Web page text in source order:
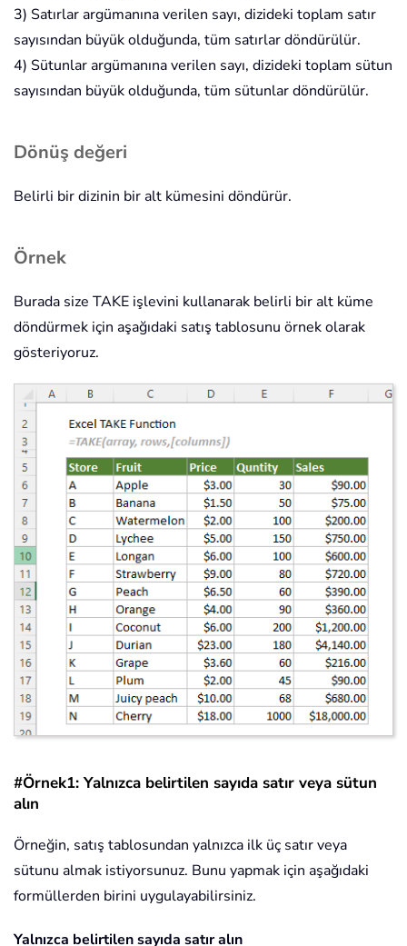
3) Satırlar argümanına verilen sayı, dizideki toplam satır
sayısından büyük olduğunda, tüm satırlar döndürülür.
4) Sütunlar argümanına verilen sayı, dizideki toplam sütun
sayısından büyük olduğunda, tüm sütunlar döndürülür.
Dönüş değeri
Belirli bir dizinin bir alt kümesini döndürür.
Örnek
Burada size TAKE işlevini kullanarak belirli bir alt küme
döndürmek için aşağıdaki satış tablosunu örnek olarak
gösteriyoruz.
#Örnek1: Yalnızca belirtilen sayıda satır veya sütun
alın
Örneğin, satış tablosundan yalnızca ilk üç satır veya
sütunu almak istiyorsunuz. Bunu yapmak için aşağıdaki
formüllerden birini uygulayabilirsiniz.
Yalnızca belirtilen sayıda satır alın